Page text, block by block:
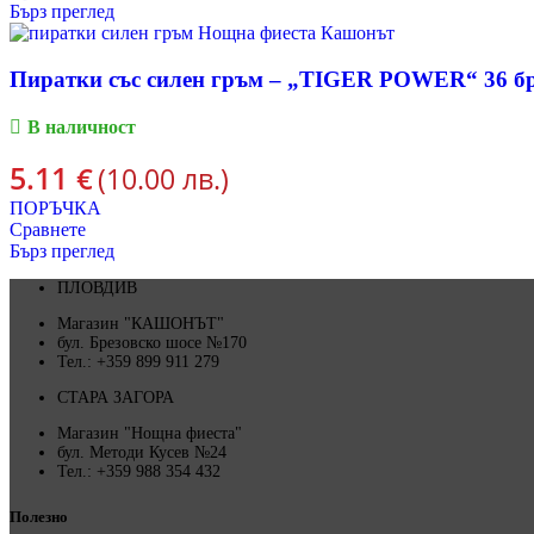
Бърз преглед
Пиратки със силен гръм – „TIGER POWER“ 36
В наличност
5.11 €(10.00 лв.)
ПОРЪЧКА
Сравнете
Бърз преглед
ПЛОВДИВ
Магазин "КАШОНЪТ"
бул. Брезовско шосе №170
Тел.: +359 899 911 279
СТАРА ЗАГОРА
Магазин "Нощна фиеста"
бул. Методи Кусев №24
Тел.: +359 988 354 432
Полезно